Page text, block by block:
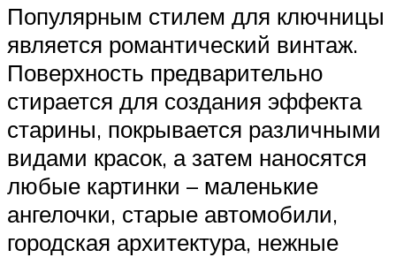
Популярным стилем для ключницы
является романтический винтаж.
Поверхность предварительно
стирается для создания эффекта
старины, покрывается различными
видами красок, а затем наносятся
любые картинки – маленькие
ангелочки, старые автомобили,
городская архитектура, нежные